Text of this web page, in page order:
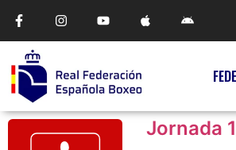
Jornada